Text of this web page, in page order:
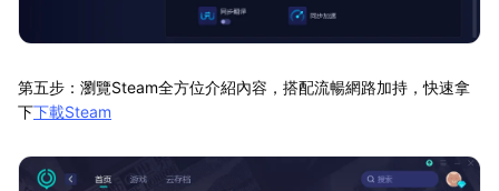
第五步：瀏覽Steam全方位介紹內容，搭配流暢網路加持，快速拿
下下載Steam